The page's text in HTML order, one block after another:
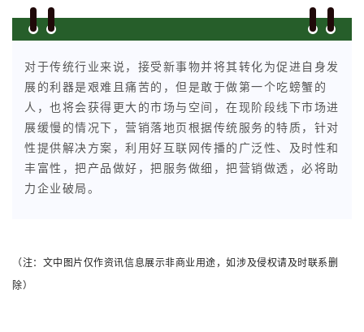
对于传统行业来说，接受新事物并将其转化为促进自身发
展的利器是艰难且痛苦的，但是敢于做第一个吃螃蟹的
人，也将会获得更大的市场与空间，在现阶段线下市场进
展缓慢的情况下，营销落地页根据传统服务的特质，针对
性提供解决方案，利用好互联网传播的广泛性、及时性和
丰富性，把产品做好，把服务做细，把营销做透，必将助
力企业破局。
（注：文中图片仅作资讯信息展示非商业用途，如涉及侵权请及时联系删
除）